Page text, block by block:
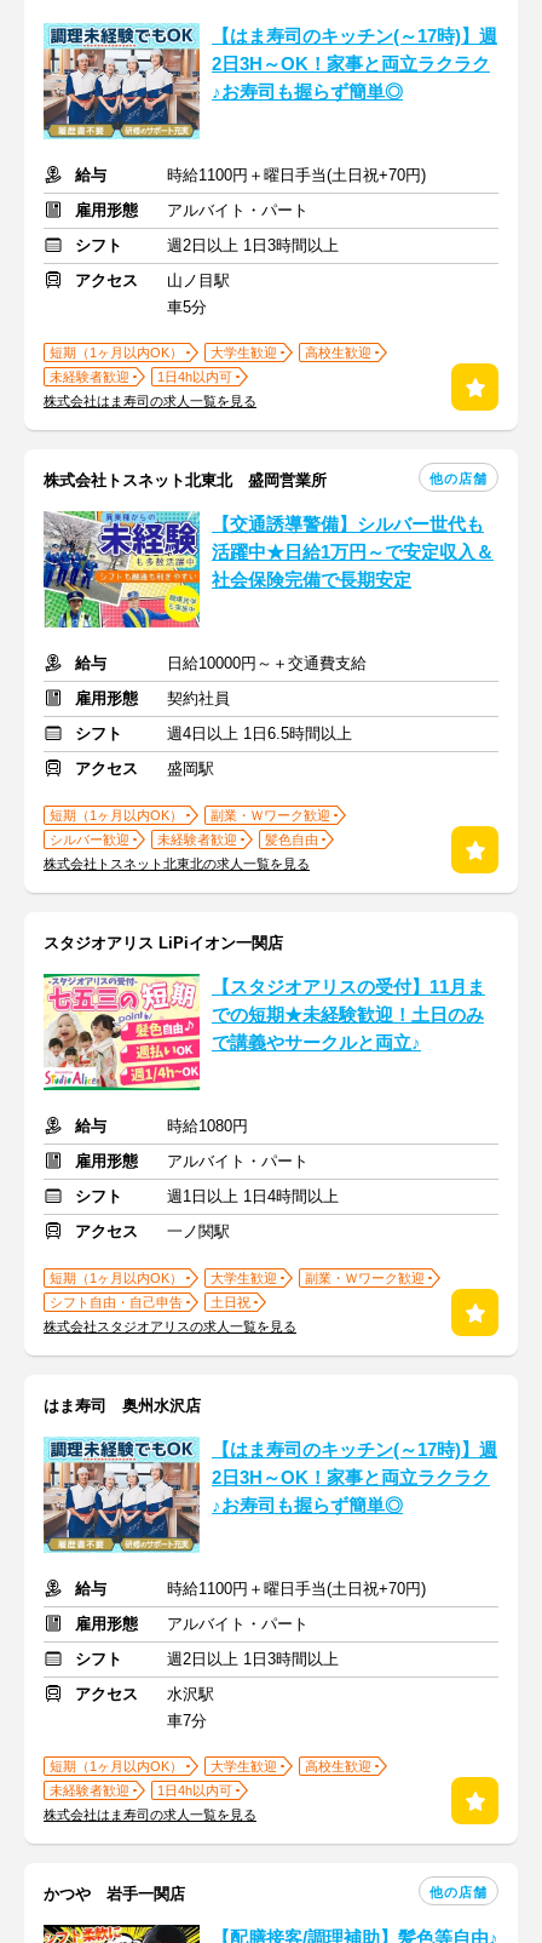
【はま寿司のキッチン(～17時)】週
2日3H～OK！家事と両立ラクラク
♪お寿司も握らず簡単◎
給与
時給1100円＋曜日手当(土日祝+70円)
雇用形態
アルバイト・パート
シフト
週2日以上 1日3時間以上
アクセス
山ノ目駅
車5分
短期（1ヶ月以内OK） 大学生歓迎
高校生歓迎
未経験者歓迎
1日4h以内可
株式会社はま寿司の求人一覧を見る
株式会社トスネット北東北 盛岡営業所 他の店舗
【交通誘導警備】シルバー世代も
活躍中★日給1万円～で安定収入＆
社会保険完備で長期安定
給与
日給10000円～＋交通費支給
雇用形態
契約社員
シフト
週4日以上 1日6.5時間以上
アクセス
盛岡駅
短期（1ヶ月以内OK）
副業・Ｗワーク歓迎
シルバー歓迎
未経験者歓迎
髪色自由
株式会社トスネット北東北の求人一覧を見る
スタジオアリス LiPiイオン一関店
【スタジオアリスの受付】11月ま
での短期★未経験歓迎！土日のみ
で講義やサークルと両立♪
給与
時給1080円
雇用形態
アルバイト・パート
シフト
週1日以上 1日4時間以上
アクセス
一ノ関駅
短期（1ヶ月以内OK） 大学生歓迎
副業・Ｗワーク歓迎
シフト自由・自己申告
土日祝
株式会社スタジオアリスの求人一覧を見る
はま寿司 奥州水沢店
【はま寿司のキッチン(～17時)】週
2日3H～OK！家事と両立ラクラク
♪お寿司も握らず簡単◎
給与
時給1100円＋曜日手当(土日祝+70円)
雇用形態
アルバイト・パート
シフト
週2日以上 1日3時間以上
アクセス
水沢駅
車7分
短期（1ヶ月以内OK） 大学生歓迎
高校生歓迎
未経験者歓迎
1日4h以内可
株式会社はま寿司の求人一覧を見る
かつや 岩手一関店 他の店舗
【配膳接客/調理補助】髪色等自由♪